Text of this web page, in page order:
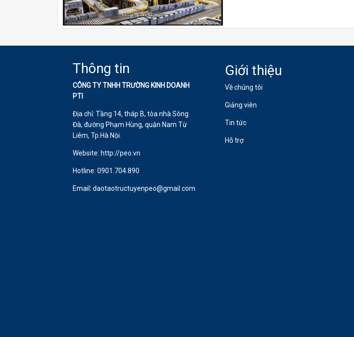
Thông tin
CÔNG TY TNHH TRƯỜNG KINH DOANH
PTI
Địa chỉ: Tầng 14, tháp B, tòa nhà Sông
Đà, đường Phạm Hùng, quận Nam Từ
Liêm, Tp.Hà Nội.
Website: http://peo.vn
Hotline: 0901.704.890
Email: daotaotructuyenpeo@gmail.com
Giới thiệu
Về chúng tôi
Giảng viên
Tin tức
Hỗ trợ